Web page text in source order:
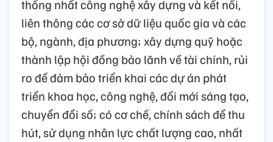
thống nhất công nghệ xây dựng và kết nối,
liên thông các cơ sở dữ liệu quốc gia và các
bộ, ngành, địa phương; xây dựng quỹ hoặc
thành lập hội đồng bảo lãnh về tài chính, rủi
ro để đảm bảo triển khai các dự án phát
triển khoa học, công nghệ, đổi mới sáng tạo,
chuyển đổi số; có cơ chế, chính sách để thu
hút, sử dụng nhân lực chất lượng cao, nhất